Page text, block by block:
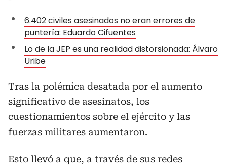
6.402 civiles asesinados no eran errores de
puntería: Eduardo Cifuentes
Lo de la JEP es una realidad distorsionada: Álvaro
Uribe
Tras la polémica desatada por el aumento
significativo de asesinatos, los
cuestionamientos sobre el ejército y las
fuerzas militares aumentaron.
Esto llevó a que, a través de sus redes